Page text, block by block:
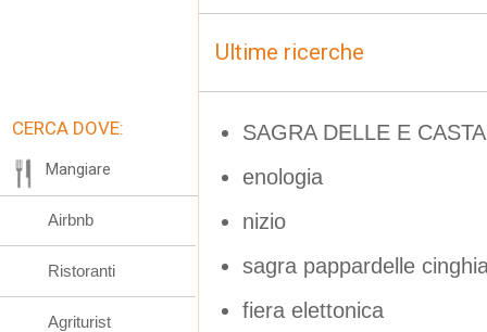
Ultime ricerche
SAGRA DELLE E
enologia
nizio
sagra pappardelle
fiera elettonica
CERCA DOVE:
Mangiare
Airbnb
Ristoranti
Agriturist